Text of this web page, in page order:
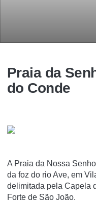
Praia da
do Conde
A Praia da Nossa
da foz do rio Ave, em
delimitada pela Capela
Forte de São João.